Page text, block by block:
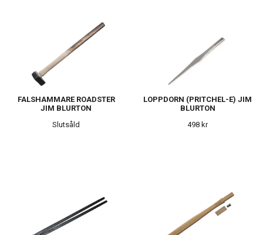
FALSHAMMARE ROADSTER
JIM BLURTON
Slutsåld
LOPPDORN (PRITCHEL-E) JIM
BLURTON
498 kr